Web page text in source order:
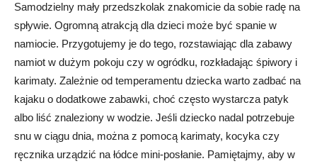
Samodzielny mały przedszkolak znakomicie da sobie radę na
spływie. Ogromną atrakcją dla dzieci może być spanie w
namiocie. Przygotujemy je do tego, rozstawiając dla zabawy
namiot w dużym pokoju czy w ogródku, rozkładając śpiwory i
karimaty. Zależnie od temperamentu dziecka warto zadbać na
kajaku o dodatkowe zabawki, choć często wystarcza patyk
albo liść znaleziony w wodzie. Jeśli dziecko nadal potrzebuje
snu w ciągu dnia, można z pomocą karimaty, kocyka czy
ręcznika urządzić na łódce mini-posłanie. Pamiętajmy, aby w